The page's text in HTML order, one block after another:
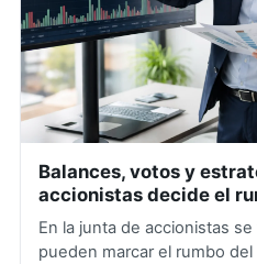
Balances, votos y
accionistas decide el
En la junta de accionistas
pueden marcar el rumbo